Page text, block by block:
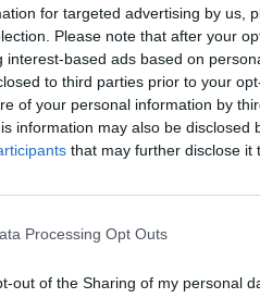
for targeted advertising by us,
Please note that after your
interest-based ads based on
to third parties prior to your
of your personal information by
information may also be disclosed
that may further disclose it
Processing Opt Outs
out of the Sharing of my personal